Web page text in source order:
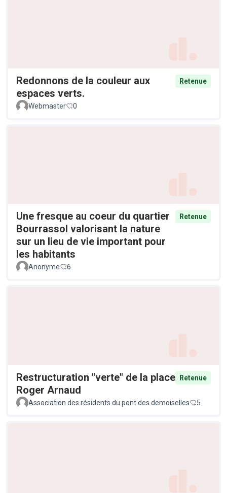
Redonnons de la couleur aux
espaces verts.
Retenue
Webmaster 0
Une fresque au coeur du quartier
Bourrassol valorisant la nature
sur un lieu de vie important pour
les habitants
Retenue
Anonyme 6
Restructuration "verte" de la place
Roger Arnaud
Retenue
Association des résidents du pont des demoiselles 5